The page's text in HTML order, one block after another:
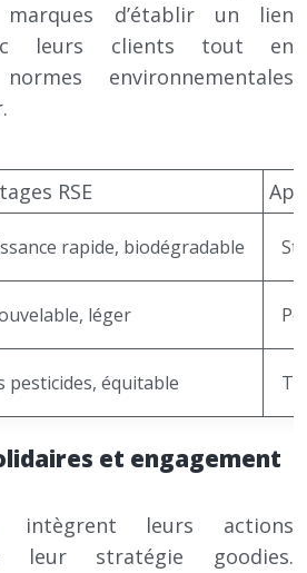
d’établir un lien
leurs clients tout en
environnementales
RSE
rapide, biodégradable
léger
pesticides, équitable
et engagement
intègrent leurs actions
leur stratégie goodies.